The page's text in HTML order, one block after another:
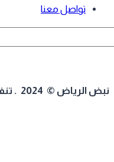
تواصل معنا
الرياض © 2024 . تنفيذ